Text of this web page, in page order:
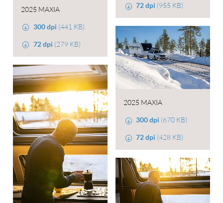
72 dpi (955 KB)
2025 MAXIA
300 dpi (441 KB)
72 dpi (279 KB)
2025 MAXIA
300 dpi (670 KB)
72 dpi (428 KB)